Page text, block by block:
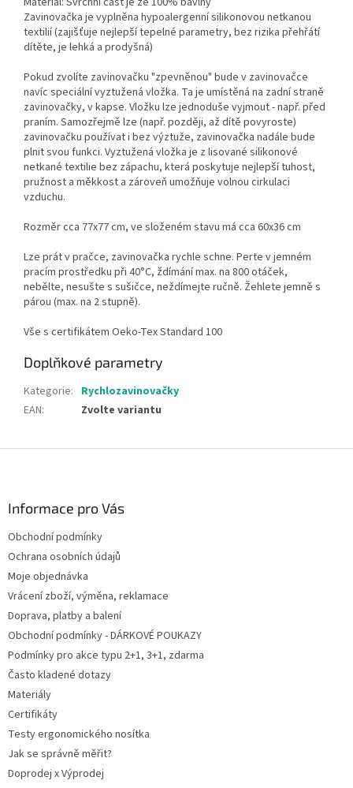
Zavinovačka je vyplněna hypoalergenní silikonovou netkanou
textilií (zajišťuje nejlepší tepelné parametry, bez rizika přehřátí
dítěte, je lehká a prodyšná)
Pokud zvolíte zavinovačku "zpevněnou" bude v zavinovačce
navíc speciální vyztužená vložka. Ta je umístěná na zadní straně
zavinovačky, v kapse. Vložku lze jednoduše vyjmout - např. před
praním. Samozřejmě lze (např. později, až dítě povyroste)
zavinovačku používat i bez výztuže, zavinovačka nadále bude
plnit svou funkci. Vyztužená vložka je z lisované silikonové
netkané textilie bez zápachu, která poskytuje nejlepší tuhost,
pružnost a měkkost a zároveň umožňuje volnou cirkulaci
vzduchu.
Rozměr cca 77x77 cm, ve složeném stavu má cca 60x36 cm
Lze prát v pračce, zavinovačka rychle schne. Perte v jemném
pracím prostředku při 40°C, ždímání max. na 800 otáček,
nebělte, nesušte s sušičce, neždímejte ručně. Žehlete jemně s
párou (max. na 2 stupně).
Vše s certifikátem Oeko-Tex Standard 100
Doplňkové parametry
Kategorie: Rychlozavinovačky
EAN: Zvolte variantu
Informace pro Vás
Obchodní podmínky
Ochrana osobních údajů
Moje objednávka
Vrácení zboží, výměna, reklamace
Doprava, platby a balení
Obchodní podmínky - DÁRKOVÉ POUKAZY
Podmínky pro akce typu 2+1, 3+1, zdarma
Často kladené dotazy
Materiály
Certifikáty
Testy ergonomického nosítka
Jak se správně měřit?
Doprodej x Výprodej